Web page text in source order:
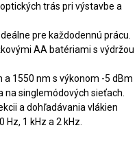
trás pri výstavbe a
pre každodennú prácu.
AA batériami s výdržou
a 1550 nm s výkonom -5 dBm
na singlemódových sieťach.
a dohľadávania vlákien
1 kHz a 2 kHz.